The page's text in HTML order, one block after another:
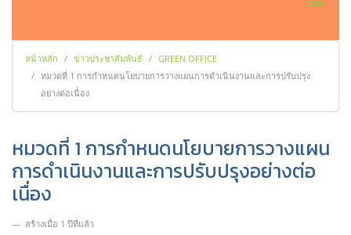
หน้าหลัก ข่าวประชาสัมพันธ์
GREEN OFFICE
หมวดที่ 1 การกำหนดนโยบายการวางแผนการดำเนินงานและการปรับปรุง
อย่างต่อเนื่อง
หมวดที่ 1 การกำหนดนโยบายการวางแผน
การดำเนินงานและการปรับปรุงอย่างต่อ
เนื่อง
สร้างเมื่อ 1 ปีที่แล้ว